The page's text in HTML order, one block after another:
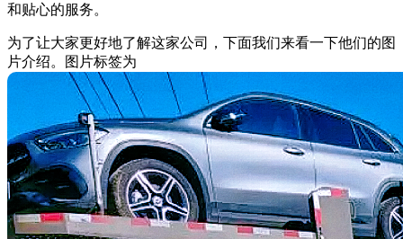
和贴心的服务。
为了让大家更好地了解这家公司，下面我们来看一下他们的图
片介绍。图片标签为